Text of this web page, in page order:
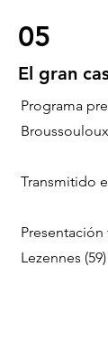
05
El gran
Programa
Transmitido
Lezennes (59)